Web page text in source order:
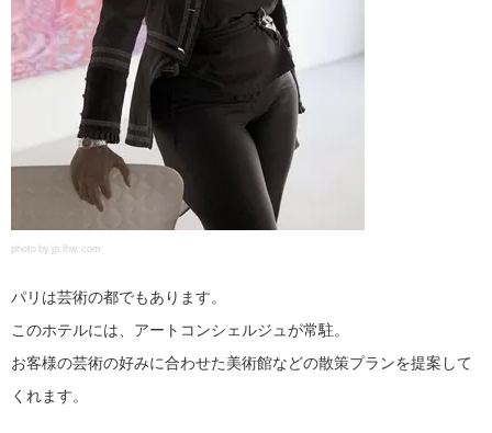
photo by jp.lhw.com
パリは芸術の都でもあります。
このホテルには、アートコンシェルジュが常駐。
お客様の芸術の好みに合わせた美術館などの散策プランを提案して
くれます。